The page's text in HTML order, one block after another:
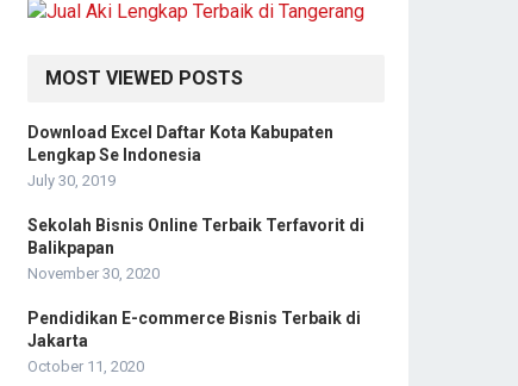
r
r
MOST VIEWED POSTS
Download Excel Daftar Kota Kabupaten
Lengkap Se Indonesia
July 30, 2019
Sekolah Bisnis Online Terbaik Terfavorit di
Balikpapan
November 30, 2020
Pendidikan E-commerce Bisnis Terbaik di
Jakarta
October 11, 2020